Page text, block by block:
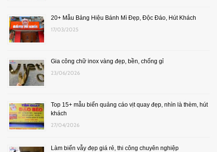
20+ Mẫu Bảng Hiệu Bánh Mì Đẹp, Độc Đáo, Hút Khách
17/03/2025
Gia công chữ inox vàng đẹp, bền, chống gỉ
23/06/2026
Top 15+ mẫu biển quảng cáo vịt quay đẹp, nhìn là thèm, hút
khách
27/04/2026
Làm biển vẫy đẹp giá rẻ, thi công chuyên nghiệp